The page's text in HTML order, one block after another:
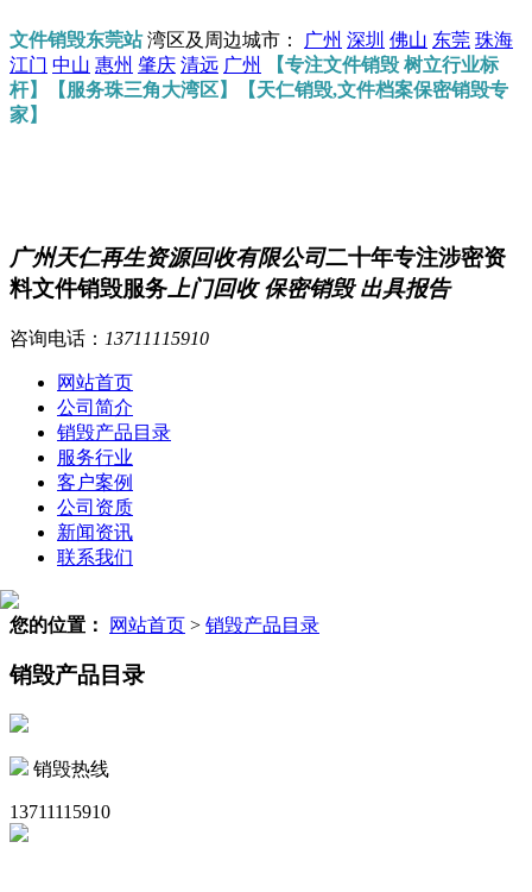
文件销毁东莞站湾区及周边城市： 广州 深圳 佛山 东莞 珠海
江门 中山 惠州 肇庆 清远 广州
【专注文件销毁 树立行业标
杆】【服务珠三角大湾区】【天仁销毁,文件档案保密销毁专
家】
广州天仁再生资源回收有限公司二十年专注涉密资
料文件销毁服务 上门回收 保密销毁 出具报告
咨询电话： 13711115910
网站首页
公司简介
销毁产品目录
服务行业
客户案例
公司资质
新闻资讯
联系我们
您的位置： 网站首页 > 销毁产品目录
销毁产品目录
销毁热线
13711115910